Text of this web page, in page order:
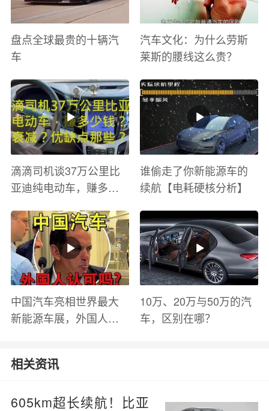
盘点全球最贵的十辆汽
车
汽车文化：为什么劳斯
莱斯的腰线这么贵？
滴滴司机谈37万公里比
亚迪纯电动车，赚多少
有哪些？
谁偷走了你新能源车的
续航【电耗硬核分析】
中国汽车亮相世界最大
新能源车展，外国人怎
10万、20万与50万的汽
车，区别在哪？
相关资讯
605km超长续航！比亚